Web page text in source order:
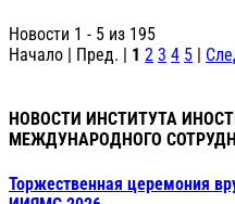
Новости 1 - 5 из 195
Начало | Пред. | 1 2 3 4 5 |
НОВОСТИ ИНСТИТУТА
МЕЖДУНАРОДНОГО
Торжественная церемония